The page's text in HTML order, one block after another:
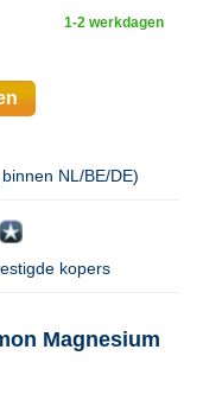
1-2 werkdagen
NL/BE/DE)
kopers
Magnesium